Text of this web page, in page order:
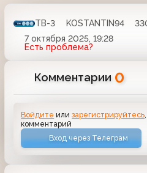
ТВ-3 KOSTANTIN94
7 октября 2025, 19:28
Есть проблема?
Комментарии 0
Войдите илизарегистрируйтесь
комментарий
Вход через Телеграм